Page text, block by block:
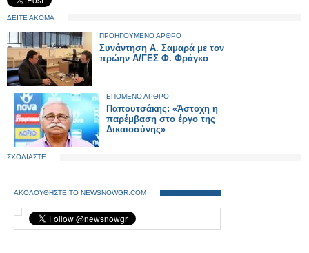
ΔΕΙΤΕ ΑΚΟΜΑ
ΠΡΟΗΓΟΥΜΕΝΟ ΑΡΘΡΟ
Συνάντηση Α. Σαμαρά με τον
πρώην Α/ΓΕΣ Φ. Φράγκο
ΕΠΟΜΕΝΟ ΑΡΘΡΟ
Παπουτσάκης: «Άστοχη η
παρέμβαση στο έργο της
Δικαιοσύνης»
ΣΧΟΛΙΑΣΤΕ
ΑΚΟΛΟΥΘΗΣΤΕ ΤΟ NEWSNOWGR.COM